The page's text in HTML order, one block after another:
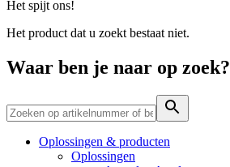
Contact
Het spijt ons!
Het product dat u zoekt bestaat niet.
Waar ben je naar op zoek?
Oplossingen & producten
Oplossingen